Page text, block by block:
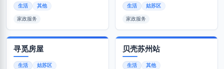
生活 其他
家政服务
生活 姑苏区
家政服务
寻觅房屋
生活 姑苏区
贝壳苏州站
生活 其他